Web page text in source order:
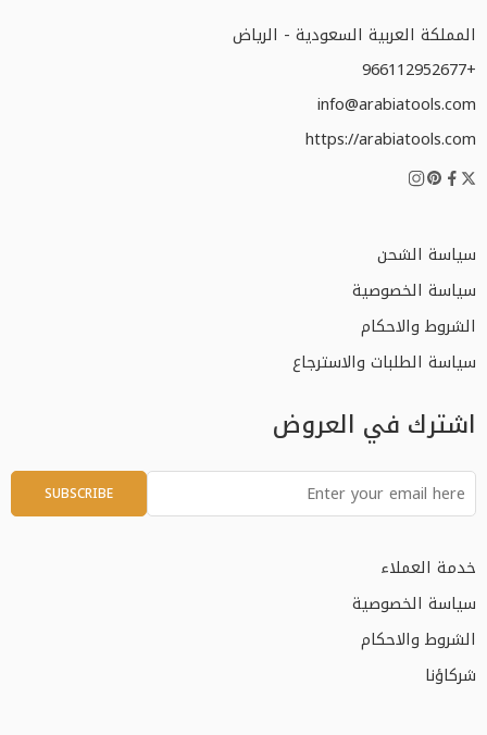
المملكة العربية السعودية - الرياض
+966112952677
info@arabiatools.com
https://arabiatools.com
سياسة الشحن
سياسة الخصوصية
الشروط والاحكام
سياسة الطلبات والاسترجاع
اشترك في العروض
خدمة العملاء
سياسة الخصوصية
الشروط والاحكام
شركاؤنا